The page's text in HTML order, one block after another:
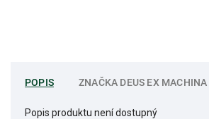
POPIS ZNAČKA DEUS EX MACHINA
Popis produktu není dostupný